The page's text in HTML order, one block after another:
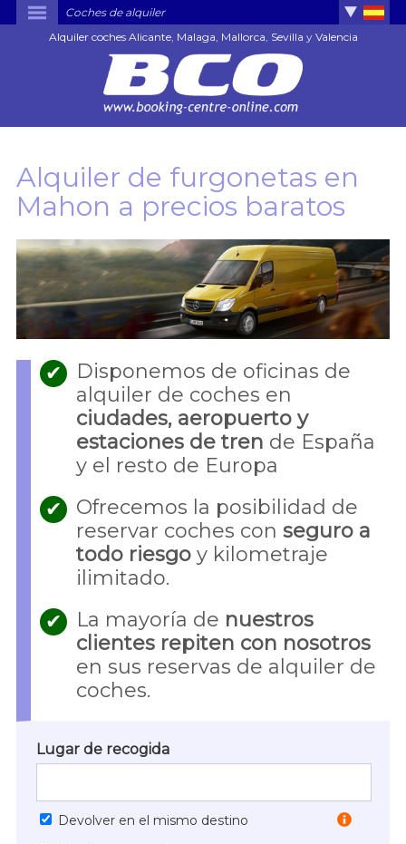
Alquiler de furgonetas en
Mahon a precios baratos
✔
Disponemos de oficinas de
alquiler de coches en
ciudades, aeropuerto y
estaciones de tren de España
y el resto de Europa
✔
Ofrecemos la posibilidad de
reservar coches con seguro a
todo riesgoy kilometraje
ilimitado.
✔
La mayoría de nuestros
clientes repiten con nosotros
en sus reservas de alquiler de
coches.
Lugar de recogida
Devolver en el mismo destino
Coches de alquiler
Alquiler coches Alicante, Malaga, Mallorca, Sevilla y Valencia